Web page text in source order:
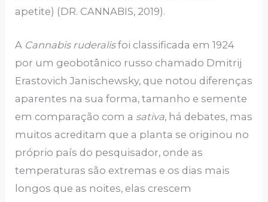
apetite) (DR. CANNABIS, 2019).
A Cannabis ruderalisfoi classificada em 1924
por um geobotânico russo chamado Dmitrij
Erastovich Janischewsky, que notou diferenças
aparentes na sua forma, tamanho e semente
em comparação com a sativa, há debates, mas
muitos acreditam que a planta se originou no
próprio país do pesquisador, onde as
temperaturas são extremas e os dias mais
longos que as noites, elas crescem